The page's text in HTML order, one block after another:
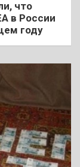
что
в России
году